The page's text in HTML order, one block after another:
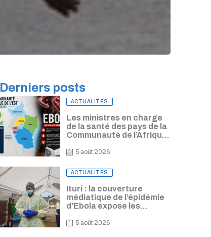
Derniers posts
ACTUALITÉS
Les ministres en charge
de la santé des pays de la
Communauté de l’Afrique
d’harmoniser leur
d’Ebola
Posted
5 août 2026
ACTUALITÉS
Ituri : la couverture
médiatique de l’épidémie
d’Ebola expose les
contamination, alerte
Posted
5 août 2026